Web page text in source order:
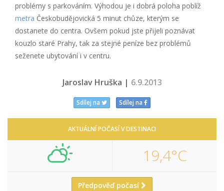
problémy s parkováním. Výhodou je i dobrá poloha poblíž
metra Českobudějovická 5 minut chůze, kterým se
dostanete do centra. Ovšem pokud jste přijeli poznávat
kouzlo staré Prahy, tak za stejné peníze bez problémů
seženete ubytování i v centru.
Jaroslav Hruška | 6.9.2013
Sdílej na Sdílej na
AKTUÁLNÍ POČASÍ V DESTINACI
19,4°C
Předpověď počasí